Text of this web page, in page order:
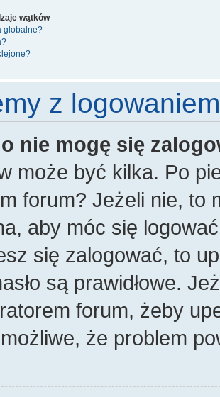
wątków
globalne?
z
nie mogę się
może być kilka. Po
forum? Jeżeli nie, to
aby móc się
się zalogować, to
są prawidłowe.
forum, żeby
że problem